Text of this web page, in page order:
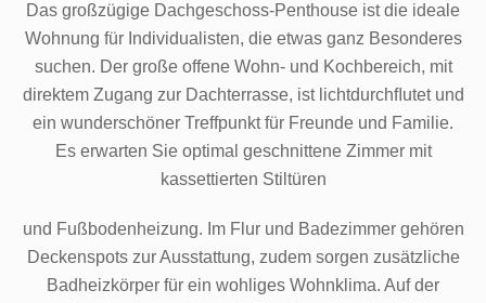
Das großzügige Dachgeschoss-Penthouse ist die ideale
Wohnung für Individualisten, die etwas ganz Besonderes
suchen. Der große offene Wohn- und Kochbereich, mit
direktem Zugang zur Dachterrasse, ist lichtdurchﬂutet und
ein wunderschöner Treffpunkt für Freunde und Familie.
Es erwarten Sie optimal geschnittene Zimmer mit
kassettierten Stiltüren
und Fußbodenheizung. Im Flur und Badezimmer gehören
Deckenspots zur Ausstattung, zudem sorgen zusätzliche
Badheizkörper für ein wohliges Wohnklima. Auf der